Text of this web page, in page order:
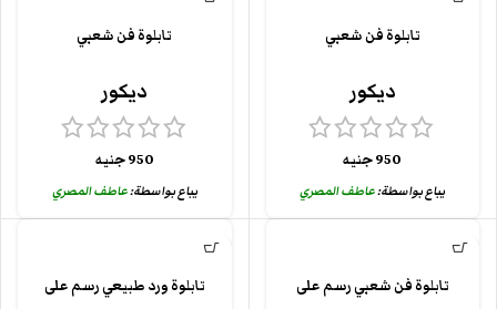
تابلوة فن شعبي
ديكور
950جنيه
يباع بواسطة:عاطف المصري
تابلوة فن شعبي
ديكور
950جنيه
يباع بواسطة:عاطف المصري
تابلوة فن شعبي رسم على
تابلوة ورد طبيعي رسم على